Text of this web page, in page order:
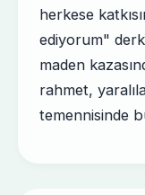
herkese
ediyorum"
maden
rahmet,
temennisinde